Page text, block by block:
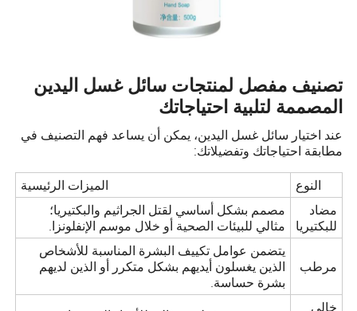
تصنيف مفصل لمنتجات سائل غسل اليدين
المصممة لتلبية احتياجاتك
عند اختيار سائل غسل اليدين، يمكن أن يساعد فهم التصنيف في
مطابقة احتياجاتك وتفضيلاتك:
النوع
الميزات الرئيسية
مضاد
للبكتيريا
مصمم بشكل أساسي لقتل الجراثيم والبكتيريا؛
مثالي للبيئات الصحية أو خلال موسم الإنفلونزا.
مرطب
يتضمن عوامل تكييف البشرة المناسبة للأشخاص
الذين يغسلون أيديهم بشكل متكرر أو الذين لديهم
بشرة حساسة.
خالي